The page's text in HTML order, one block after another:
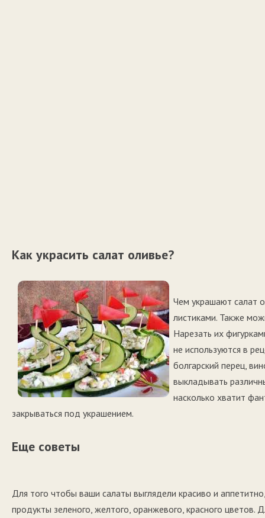
Как украсить салат оливье?
Чем украшают салат
листиками. Также
Нарезать их
не используются в
болгарский перец,
выкладывать
насколько хватит
закрываться под украшением.
Еще советы
Для того чтобы ваши салаты выглядели красиво и
продукты зеленого, желтого, оранжевого, красного цветов.